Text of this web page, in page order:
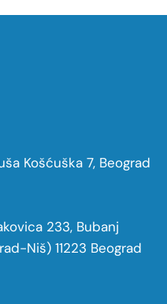
Košćuška 7, Beograd
233, Bubanj
Niš) 11223 Beograd